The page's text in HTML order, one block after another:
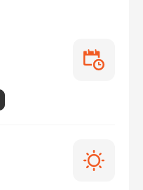
Last
Lato